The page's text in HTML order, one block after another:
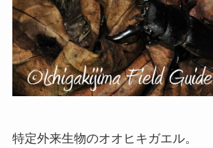
特定外来生物のオオヒキガエル。